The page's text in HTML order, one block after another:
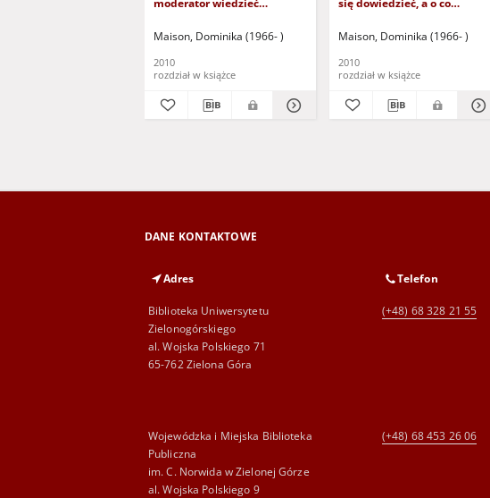
moderator wiedzieć
tylko dla osób z dysfunkcją
Maison, Dominika (1966- )
2010
rozdział w książce
się dowiedzieć, a o co
tylko dla osób z dysfunkcją
Maison, Dominika (1966- )
2010
rozdział w książce
DANE KONTAKTOWE
Adres
Biblioteka Uniwersytetu
Zielonogórskiego
al. Wojska Polskiego 71
65-762 Zielona Góra
Telefon
(+48) 68 328 21 55
Wojewódzka i Miejska Biblioteka
Publiczna
im. C. Norwida w Zielonej Górze
al. Wojska Polskiego 9
(+48) 68 453 26 06